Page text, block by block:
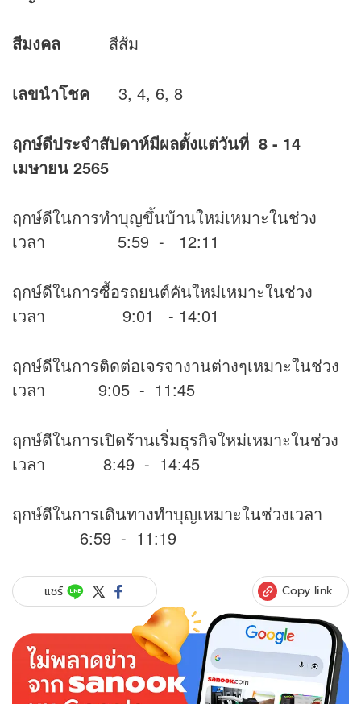
สีมงคล สีส้ม
เลขนำโชค 3, 4, 6, 8
ฤกษ์ดีประจำสัปดาห์มีผลตั้งแต่วันที่ 8 - 14
เมษายน 2565
ฤกษ์ดีในการทำบุญขึ้นบ้านใหม่เหมาะในช่วง
เวลา 5:59 - 12:11
ฤกษ์ดีในการซื้อรถยนต์คันใหม่เหมาะในช่วง
เวลา 9:01 - 14:01
ฤกษ์ดีในการติดต่อเจรจางานต่างๆเหมาะในช่วง
เวลา 9:05 - 11:45
ฤกษ์ดีในการเปิดร้านเริ่มธุรกิจใหม่เหมาะในช่วง
เวลา 8:49 - 14:45
ฤกษ์ดีในการเดินทางทำบุญเหมาะในช่วงเวลา
6:59 - 11:19
แชร์ Copy link